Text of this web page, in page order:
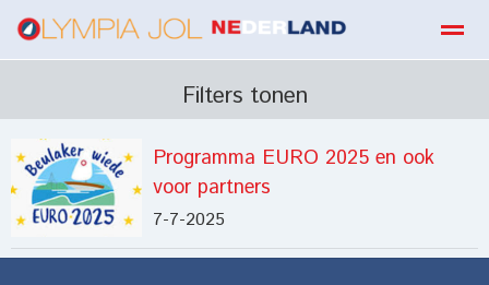
Home
Filters tonen
Programma EURO 2025 en ook
voor partners
7-7-2025